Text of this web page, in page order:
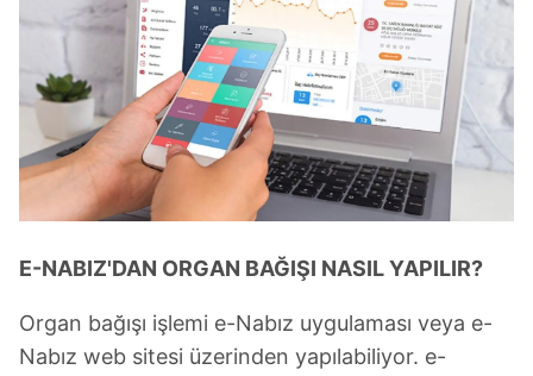
E-NABIZ'DAN ORGAN BAĞIŞI NASIL YAPILIR?
Organ bağışı işlemi e-Nabız uygulaması veya e-
Nabız web sitesi üzerinden yapılabiliyor. e-